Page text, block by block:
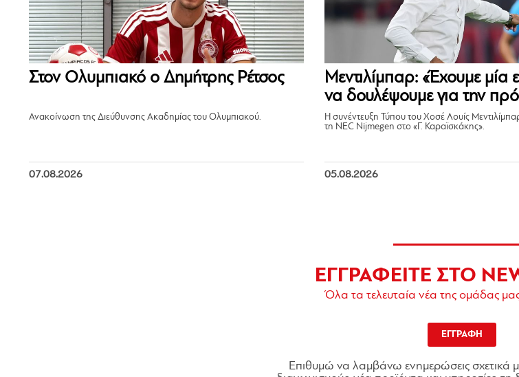
Στον Ολυμπιακό ο Δημήτρης Ρέτσος
Ανακοίνωση της Διεύθυνσης Ακαδημίας του Ολυμπιακού.
07.08.2026
Μεντιλίμπαρ: «Έχουμε
να δουλέψουμε για την
Η συνέντευξη Τύπου του Χοσέ Λουίς
τη NEC Nijmegen στο «Γ. Καραϊσκάκης».
05.08.2026
ΕΓΓΡΑΦΕΙΤΕ ΣΤΟ
Όλα τα τελευταία νέα της ομάδας
ΕΓΓΡΑΦΗ
Επιθυμώ να λαμβάνω ενημερώσεις σχετικά